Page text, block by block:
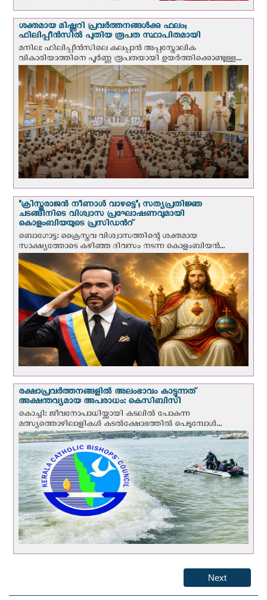
ശക്തമായ മിഷ്ണറി പ്രവർത്തനങ്ങൾക്കു ഫലം;
ഫിലിപ്പീൻസിൽ പുതിയ രൂപത സ്ഥാപിതമായി
മനില: ഫിലിപ്പീൻസിലെ കലപ്പാൻ അപ്പസ്തോലിക
വികാരിയാത്തിനെ പൂർണ്ണ രൂപതയായി ഉയർത്തിക്കൊണ്ടുള്ള...
"ക്രിസ്തുരാജന്‍ നീണാള്‍ വാഴട്ടെ"; സത്യപ്രതിജ്ഞ
ചടങ്ങിനിടെ വിശ്വാസ പ്രഘോഷണവുമായി
കൊളംബിയയുടെ പ്രസിഡന്‍റ്
ബൊഗോട്ട: ക്രൈസ്തവ വിശ്വാസത്തിന്റെ ശക്തമായ
സാക്ഷ്യത്തോടെ കഴിഞ്ഞ ദിവസം നടന്ന കൊളംബിയന്‍...
രക്ഷാപ്രവര്‍ത്തനങ്ങളില്‍ അലംഭാവം കാട്ടുന്നത്
അക്ഷന്തവ്യമായ അപരാധം: കെസിബിസി
കൊച്ചി: ജീവനോപാധിയ്ക്കായി കടലില്‍ പോകുന്ന
മത്സ്യത്തൊഴിലാളികള്‍ കടല്‍ക്ഷോഭത്തില്‍ പെടുമ്പോള്‍...
Next